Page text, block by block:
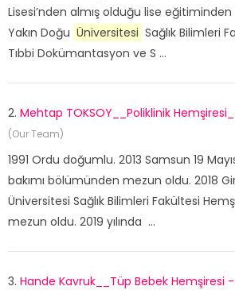
Lisesi’nden almış olduğu lise eğitiminden
Yakın Doğu Üniversitesi Sağlık Bilimleri
Tıbbi Dokümantasyon ve S ...
2. Mehtap TOKSOY__Poliklinik Hemşiresi__
(Our Team)
1991 Ordu doğumlu. 2013 Samsun 19
bakımı bölümünden mezun oldu. 2018
Üniversitesi Sağlık Bilimleri Fakültesi
mezun oldu. 2019 yılında ...
3. Hande Kavruk__Tüp Bebek Hemşiresi